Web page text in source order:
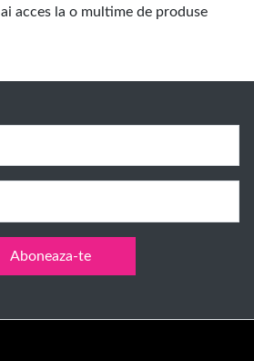
ai acces la o multime de produse
Aboneaza-te